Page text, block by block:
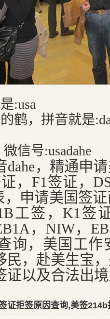
:usa
鹤，拼音就是
信号:usadahe
dahe，精通申
，F1签证，
，申请美国签
工签，K1签
，NIW，
询，美国工作
民，赴美生宝
证以及合法出
证拒签原因查询,美签214b